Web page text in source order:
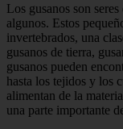
Los gusanos son
algunos. Estos
invertebrados, una
gusanos de tierra,
gusanos pueden
hasta los tejidos y los
alimentan de la
una parte importante